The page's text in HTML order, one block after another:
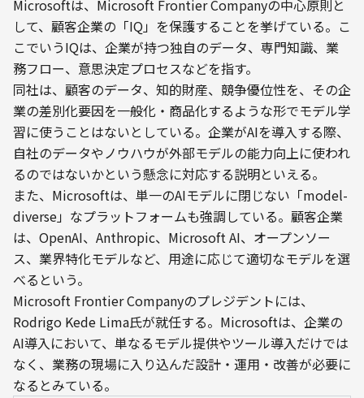
Microsoftは、Microsoft Frontier Companyの中心原則と
して、顧客企業の「IQ」を保護することを挙げている。こ
こでいうIQは、企業が持つ独自のデータ、専門知識、業
務フロー、意思決定プロセスなどを指す。
同社は、顧客のデータ、知的財産、競争優位性を、その企
業の差別化要因を一般化・商品化するような形でモデル学
習に使うことはないとしている。企業がAIを導入する際、
自社のデータやノウハウが外部モデルの能力向上に使われ
るのではないかという懸念に対応する説明といえる。
また、Microsoftは、単一のAIモデルに閉じない「model-
diverse」なプラットフォームも強調している。顧客企業
は、OpenAI、Anthropic、Microsoft AI、オープンソー
ス、業界特化モデルなど、用途に応じて適切なモデルを選
べるという。
Microsoft Frontier Companyのプレジデントには、
Rodrigo Kede Lima氏が就任する。Microsoftは、企業の
AI導入において、単なるモデル提供やツール導入だけでは
なく、業務の現場に入り込んだ設計・運用・改善が必要に
なるとみている。